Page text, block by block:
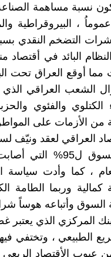
، البيروقراطية
التضخم النقدي
النظام البائد في
مما أوقع العراق تحت
الشعب العراقي
الكتلوي والفئوي
من الأزمات على
العراقي لعقد ونيّف
-وصول نسبة الأغراق في نظام
، كما وأدت سياسة
كمالية وربما الطامة
السوق وأتباعه هوساً
المركزي الذي يعتبر
الطبيعي ، وتختفي
عيوب الأقتصاد الريعي